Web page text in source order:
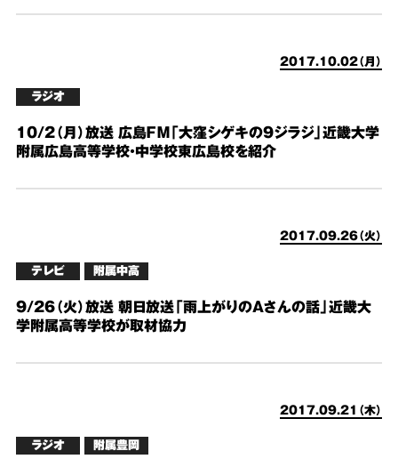
2017.10.02（月）
ラジオ
10/2（月）放送 広島ＦＭ「大窪シゲキの9ジラジ」近畿大学
附属広島高等学校・中学校東広島校を紹介
2017.09.26（火）
テレビ 附属中高
9/26（火）放送 朝日放送「雨上がりのAさんの話」近畿大
学附属高等学校が取材協力
2017.09.21（木）
ラジオ 附属豊岡